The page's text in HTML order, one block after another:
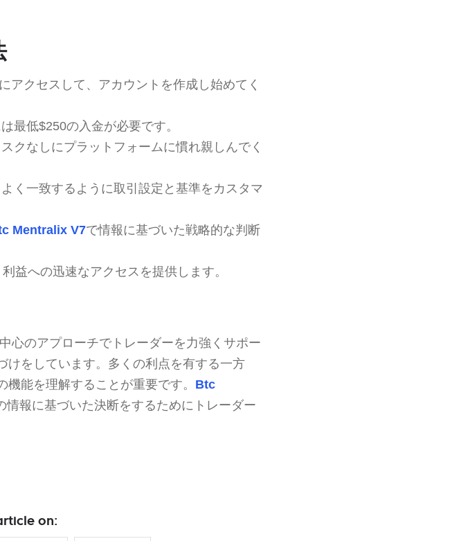
アクセスして、アカウントを作成し始めてく
最低$250の入金が必要です。
クなしにプラットフォームに慣れ親しんでく
く一致するように取引設定と基準をカスタマ
Mentralix V7で情報に基づいた戦略的な判断
益への迅速なアクセスを提供します。
心のアプローチでトレーダーを力強くサポー
けをしています。多くの利点を有する一方
能を理解することが重要です。 Btc
報に基づいた決断をするためにトレーダー
on: